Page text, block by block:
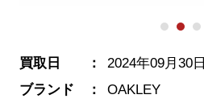
買取日
2024年09月30日
ブランド
OAKLEY